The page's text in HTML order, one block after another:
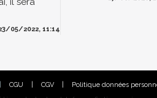
05/2022, 11:14
CGU CGV Politique données